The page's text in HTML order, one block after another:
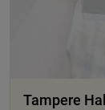
Tampere